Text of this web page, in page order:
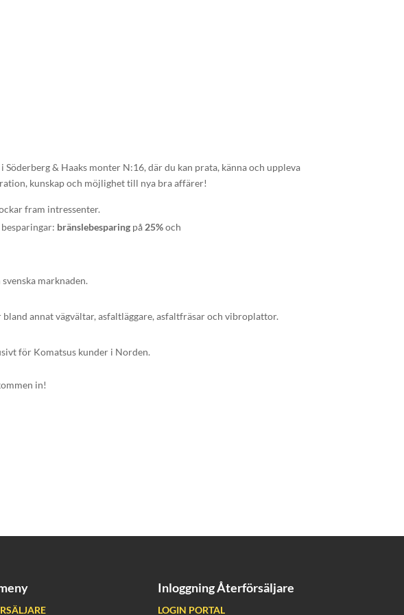
& Haaks monter N:16, där du kan prata, känna och uppleva
kunskap och möjlighet till nya bra affärer!
fram intressenter.
bränslebesparing på 25%och
marknaden.
annat vägvältar, asfaltläggare, asfaltfräsar och vibroplattor.
för Komatsus kunder i Norden.
in!
Inloggning Återförsäljare
LOGIN PORTAL